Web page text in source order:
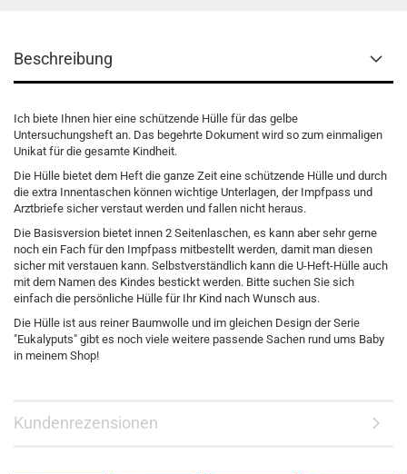
Beschreibung
Ich biete Ihnen hier eine schützende Hülle für das gelbe
Untersuchungsheft an. Das begehrte Dokument wird so zum einmaligen
Unikat für die gesamte Kindheit.
Die Hülle bietet dem Heft die ganze Zeit eine schützende Hülle und durch
die extra Innentaschen können wichtige Unterlagen, der Impfpass und
Arztbriefe sicher verstaut werden und fallen nicht heraus.
Die Basisversion bietet innen 2 Seitenlaschen, es kann aber sehr gerne
noch ein Fach für den Impfpass mitbestellt werden, damit man diesen
sicher mit verstauen kann. Selbstverständlich kann die U-Heft-Hülle auch
mit dem Namen des Kindes bestickt werden. Bitte suchen Sie sich
einfach die persönliche Hülle für Ihr Kind nach Wunsch aus.
Die Hülle ist aus reiner Baumwolle und im gleichen Design der Serie
"Eukalyputs" gibt es noch viele weitere passende Sachen rund ums Baby
in meinem Shop!
Kundenrezensionen